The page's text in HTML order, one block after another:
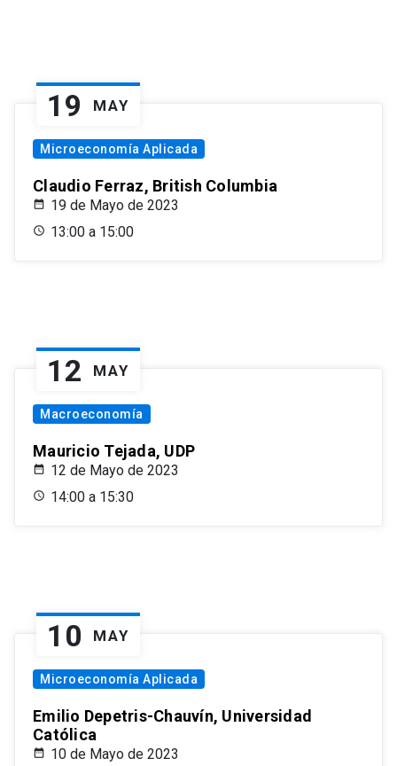
19 MAY
Microeconomía Aplicada
Claudio Ferraz, British Columbia
19 de Mayo de 2023
13:00 a 15:00
12 MAY
Macroeconomía
Mauricio Tejada, UDP
12 de Mayo de 2023
14:00 a 15:30
10 MAY
Microeconomía Aplicada
Emilio Depetris-Chauvín, Universidad
Católica
10 de Mayo de 2023